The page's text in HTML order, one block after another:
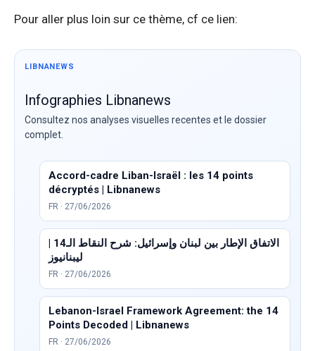
Pour aller plus loin sur ce thème, cf ce lien:
LIBNANEWS
Infographies Libnanews
Consultez nos analyses visuelles recentes et le dossier
complet.
Accord-cadre Liban-Israël : les 14 points
décryptés | Libnanews
FR · 27/06/2026
ليبنانيوز
FR · 27/06/2026
Lebanon-Israel Framework Agreement: the 14
Points Decoded | Libnanews
FR · 27/06/2026